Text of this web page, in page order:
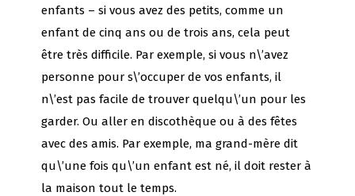
enfants – si vous avez des petits, comme un
enfant de cinq ans ou de trois ans, cela peut
être très difficile. Par exemple, si vous n\’avez
personne pour s\’occuper de vos enfants, il
n\’est pas facile de trouver quelqu\’un pour les
garder. Ou aller en discothèque ou à des fêtes
avec des amis. Par exemple, ma grand-mère dit
qu\’une fois qu\’un enfant est né, il doit rester à
la maison tout le temps.